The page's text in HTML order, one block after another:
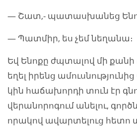
— Շատ,- պատասխանեց
— Պատմիր, ես չեմ նեղանա։
Եվ Ենոքը ժպտալով մի քանի
եղել իրենց
կին հաճախորդի տուն էր
վերանորոգում անելու,
որակով ավարտելուց հետո